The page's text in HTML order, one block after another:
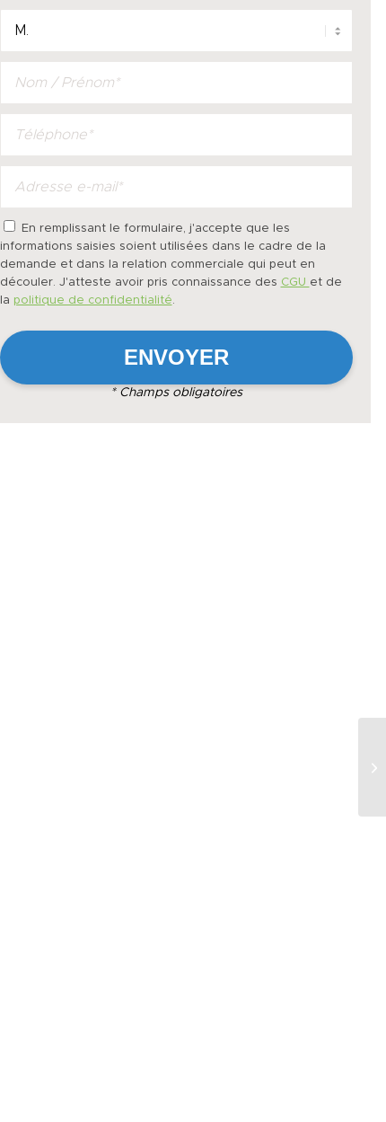
En remplissant le formulaire, j'accepte que les
informations saisies soient utilisées dans le cadre de la
demande et dans la relation commerciale qui peut en
découler. J'atteste avoir pris connaissance des CGU et de
la politique de confidentialité.
* Champs obligatoires